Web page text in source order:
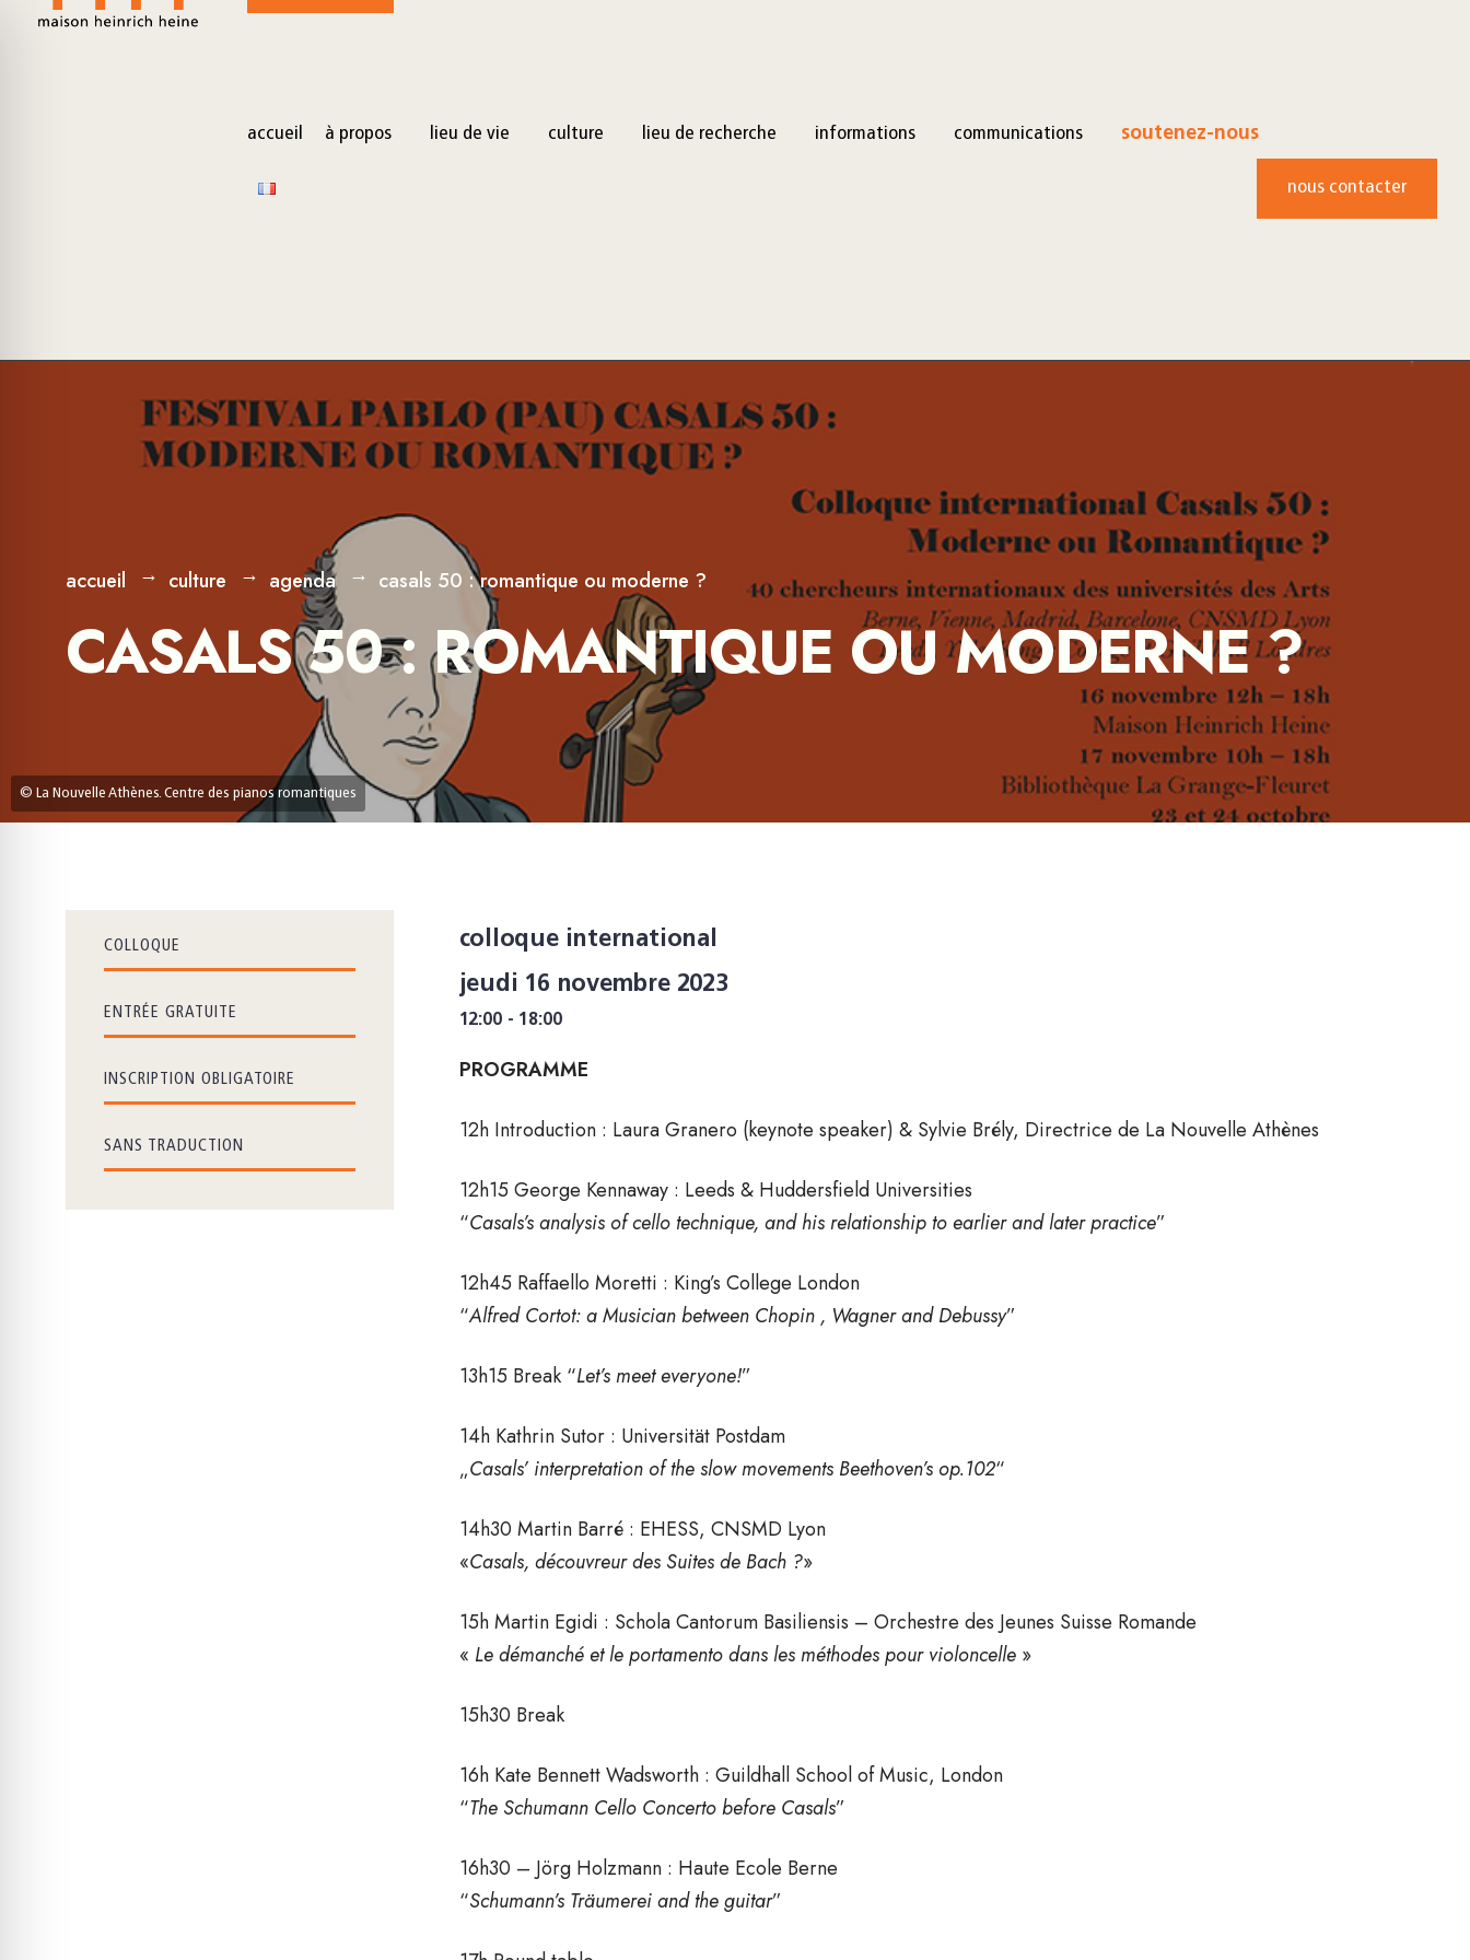
accueil à propos lieu de vie culture lieu de recherche informations communications soutenez-nous
nous contacter
© La Nouvelle Athènes. Centre des pianos romantiques
accueil culture agenda casals 50 : romantique ou moderne ?
CASALS 50 : ROMANTIQUE OU MODERNE ?
colloque international
jeudi 16 novembre 2023
12:00 - 18:00
PROGRAMME
12h Introduction : Laura Granero (keynote speaker) & Sylvie Brély, Directrice de La Nouvelle Athènes
12h15 George Kennaway : Leeds & Huddersfield Universities
“Casals’s analysis of cello technique, and his relationship to earlier and later practice”
12h45 Raffaello Moretti : King’s College London
“Alfred Cortot: a Musician between Chopin , Wagner and Debussy”
13h15 Break “Let’s meet everyone!”
14h Kathrin Sutor : Universität Postdam
„Casals’ interpretation of the slow movements Beethoven’s op.102“
14h30 Martin Barré : EHESS, CNSMD Lyon
«Casals, découvreur des Suites de Bach ?»
15h Martin Egidi : Schola Cantorum Basiliensis – Orchestre des Jeunes Suisse Romande
« Le démanché et le portamento dans les méthodes pour violoncelle»
15h30 Break
16h Kate Bennett Wadsworth : Guildhall School of Music, London
“The Schumann Cello Concerto before Casals”
16h30 – Jörg Holzmann : Haute Ecole Berne
“Schumann’s Träumerei and the guitar”
COLLOQUE
ENTRÉE GRATUITE
INSCRIPTION OBLIGATOIRE
SANS TRADUCTION